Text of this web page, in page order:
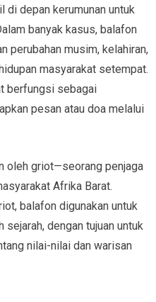
depan kerumunan untuk
banyak kasus, balafon
perubahan musim, kelahiran,
masyarakat setempat.
berfungsi sebagai
pesan atau doa melalui
oleh griot—seorang penjaga
Afrika Barat.
balafon digunakan untuk
dengan tujuan untuk
nilai-nilai dan warisan